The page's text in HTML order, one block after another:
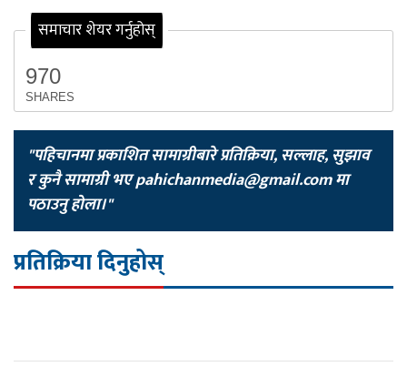
समाचार शेयर गर्नुहोस्
970
SHARES
"पहिचानमा प्रकाशित सामाग्रीबारे प्रतिक्रिया, सल्लाह, सुझाव
र कुनै सामाग्री भएpahichanmedia@gmail.comमा
पठाउनु होला।"
प्रतिक्रिया दिनुहोस्